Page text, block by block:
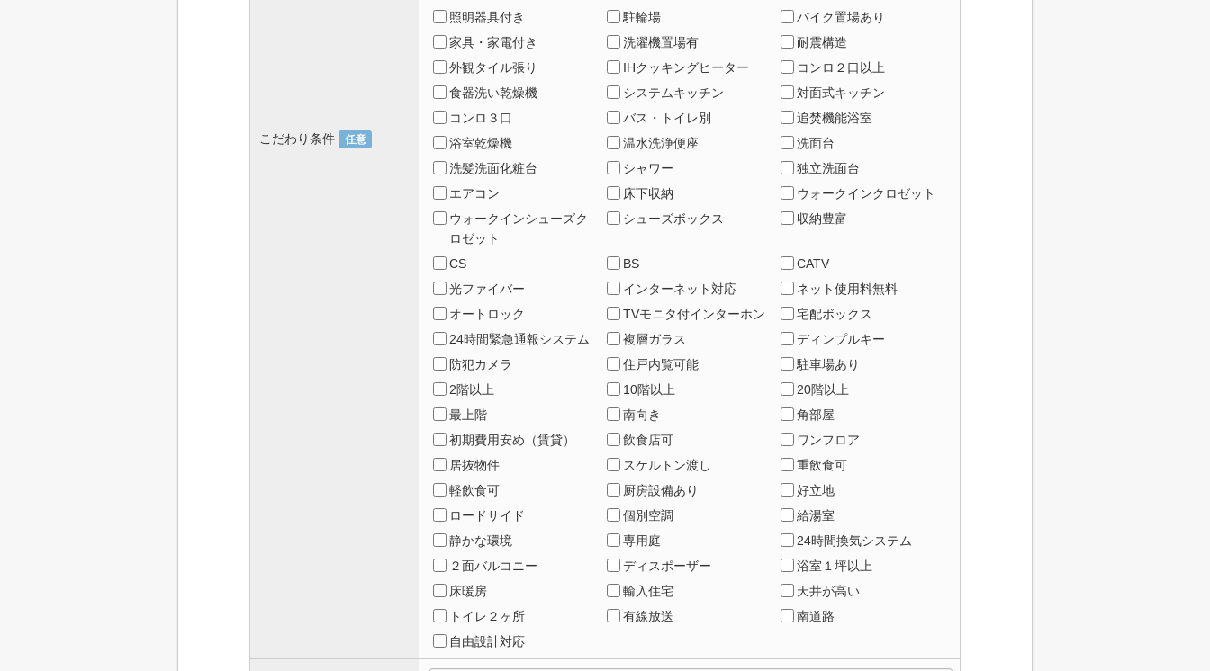
こだわり条件 任意
照明器具付き
駐輪場
バイク置場あり
家具・家電付き
洗濯機置場有
耐震構造
外観タイル張り
IHクッキングヒーター
コンロ２口以上
食器洗い乾燥機
システムキッチン
対面式キッチン
コンロ３口
バス・トイレ別
追焚機能浴室
浴室乾燥機
温水洗浄便座
洗面台
洗髪洗面化粧台
シャワー
独立洗面台
エアコン
床下収納
ウォークインクロゼット
ウォークインシューズク
ロゼット
シューズボックス 収納豊富
CS BS
CATV
光ファイバー
インターネット対応
ネット使用料無料
オートロック
TVモニタ付インターホン
宅配ボックス
24時間緊急通報システム
複層ガラス
ディンプルキー
防犯カメラ
住戸内覧可能
駐車場あり
2階以上
10階以上
20階以上
最上階
南向き
角部屋
初期費用安め（賃貸）
飲食店可
ワンフロア
居抜物件
スケルトン渡し
重飲食可
軽飲食可
厨房設備あり
好立地
ロードサイド
個別空調
給湯室
静かな環境
専用庭
24時間換気システム
２面バルコニー
ディスポーザー
浴室１坪以上
床暖房
輸入住宅
天井が高い
トイレ２ヶ所
有線放送
南道路
自由設計対応